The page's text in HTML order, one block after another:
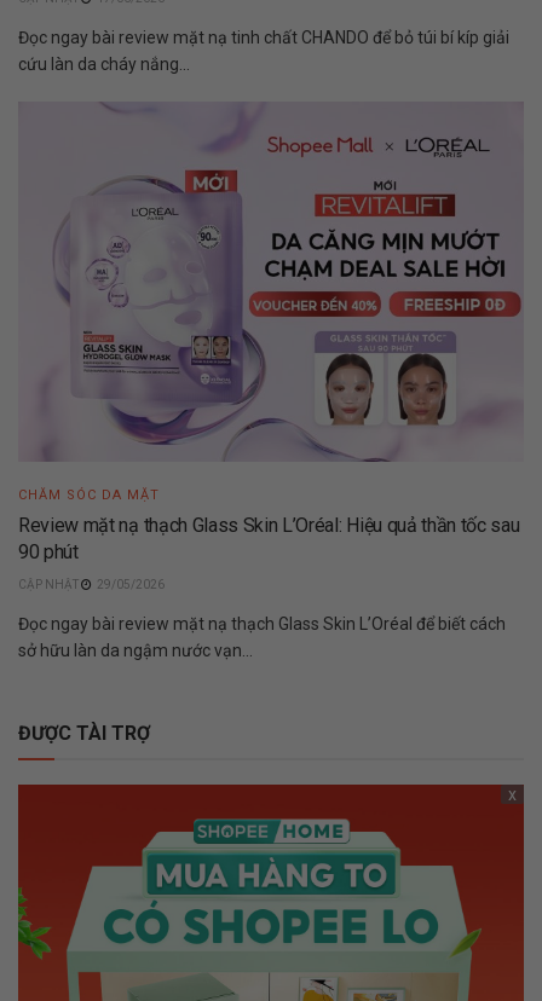
Đọc ngay bài review mặt nạ tinh chất CHANDO để bỏ túi bí kíp giải
cứu làn da cháy nắng...
CHĂM SÓC DA MẶT
Review mặt nạ thạch Glass Skin L’Oréal: Hiệu quả thần tốc sau
90 phút
29/05/2026
Đọc ngay bài review mặt nạ thạch Glass Skin L’Oréal để biết cách
sở hữu làn da ngậm nước vạn...
ĐƯỢC TÀI TRỢ
x